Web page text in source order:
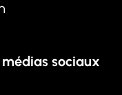
sociaux